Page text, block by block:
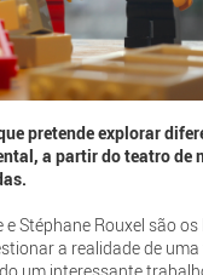
pretende explorar
a partir do teatro de
e Stéphane Rouxel são
a realidade de